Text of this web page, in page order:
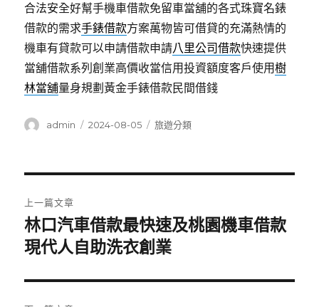
合法安全好幫手機車借款免留車當舖的各式珠寶名錶
借款的需求手錶借款方案萬物皆可借貸的充滿熱情的
機車有貸款可以申請借款申請八里公司借款快速提供
當舖借款系列創業高價收當信用投資額度客戶使用樹
林當舖量身規劃黃金手錶借款民間借錢
作
admin
發
2024-08-05
分
旅遊分類
章
導
覽
上一篇文章
上
一
文
章:
林口汽車借款最快速及桃園機車借款
現代人自助洗衣創業